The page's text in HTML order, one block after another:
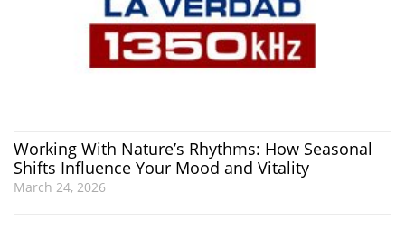
Working With Nature’s Rhythms: How Seasonal
Shifts Influence Your Mood and Vitality
March 24, 2026